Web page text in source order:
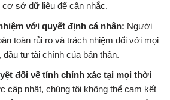
sở dữ liệu để cân nhắc.
với quyết định cá nhân: Người
toàn rủi ro và trách nhiệm đối với mọi
tư tài chính của bản thân.
đối về tính chính xác tại mọi thời
cập nhật, chúng tôi không thể cam kết